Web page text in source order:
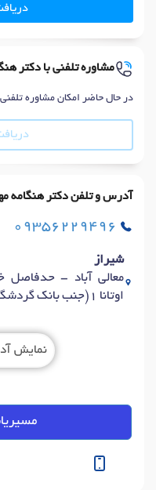
مشاوره تلفنی با دکتر
در حال حاضر امکان مشاوره
آدرس و تلفن دکتر هنگامه
09356229496
شیراز
معالی آباد - حدفاصل
اوتانا ۱(جنب بانک گردشگری)طبقه ۵ واحد ۵۰۱
نمایش